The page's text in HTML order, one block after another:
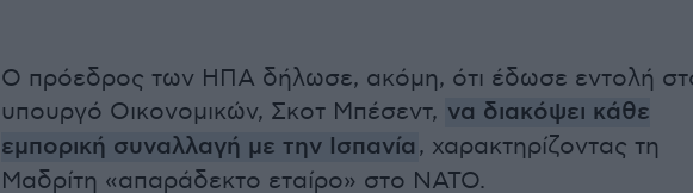
Ο πρόεδρος των ΗΠΑ δήλωσε, ακόμη, ότι έδωσε εντολή
υπουργό Οικονομικών, Σκοτ Μπέσεντ, να διακόψει κάθε
εμπορική συναλλαγή με την Ισπανία , χαρακτηρίζοντας τη
Μαδρίτη «απαράδεκτο εταίρο» στο ΝΑΤΟ.